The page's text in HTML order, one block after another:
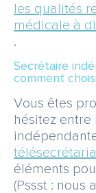
les qualités
médicale à
.
Secrétaire
comment
Vous êtes
hésitez
éléments
(Pssst : nous